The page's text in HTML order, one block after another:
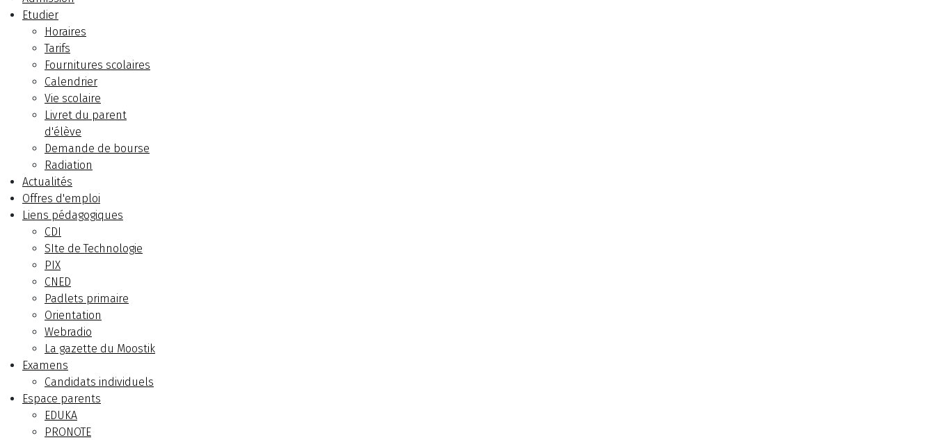
Etudier
Horaires
Tarifs
Fournitures scolaires
Calendrier
Vie scolaire
Livret du parent
d'élève
Demande de bourse
Radiation
Actualités
Offres d'emploi
Liens pédagogiques
CDI
SIte de Technologie
PIX
CNED
Padlets primaire
Orientation
Webradio
La gazette du Moostik
Examens
Candidats individuels
Espace parents
EDUKA
PRONOTE